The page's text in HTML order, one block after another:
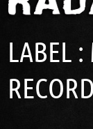
LABEL :